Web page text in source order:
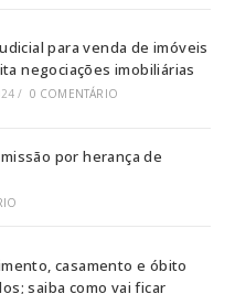
para venda de imóveis
negociações imobiliárias
/ 0 COMENTÁRIO
por herança de
casamento e óbito
saiba como vai ficar